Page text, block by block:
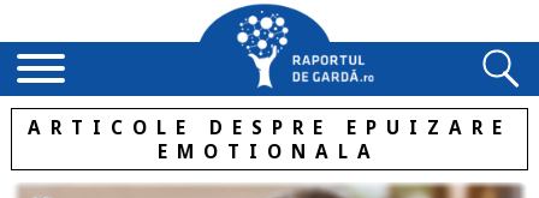
ARTICOLE DESPRE EPUIZARE
EMOTIONALA